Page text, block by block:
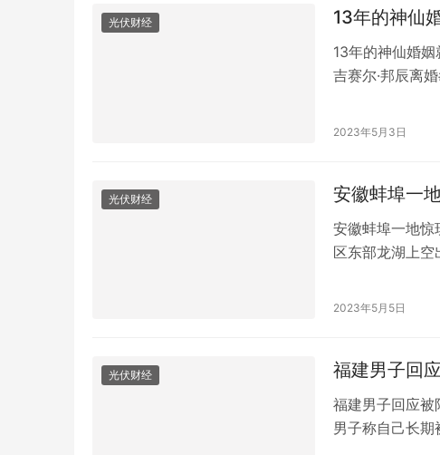
光伏财经 13年的神仙
13年的神仙婚
吉赛尔·邦辰离
和邦辰在声明
2023年5月3日
光伏财经 安徽蚌埠一
安徽蚌埠一地惊
区东部龙湖上空
射和全反射而
2023年5月5日
光伏财经 福建男子回
福建男子回应被
男子称自己长期